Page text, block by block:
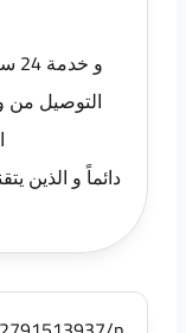
و
التوصيل من
دائماً و الذين